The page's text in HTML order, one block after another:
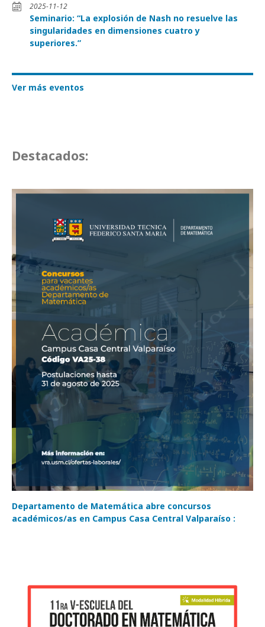
2025-11-12
Seminario: “La explosión de Nash no resuelve las
singularidades en dimensiones cuatro y
superiores.”
Ver más eventos
Destacados:
Departamento de Matemática abre concursos
académicos/as en Campus Casa Central Valparaíso :